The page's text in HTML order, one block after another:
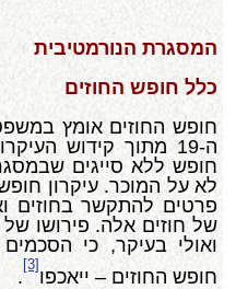
המסגרת הנורמטיבית
כלל חופש החוזים
חופש החוזים אומץ
ה-19 מתוך קידוש
חופש ללא סייגים
לא על המוכר. עיקרון
פרטים להתקשר בחוזים
של חוזים אלה. פירושו של
ואולי בעיקר, כי
חופש החוזים – ייאכפו
[3]
.